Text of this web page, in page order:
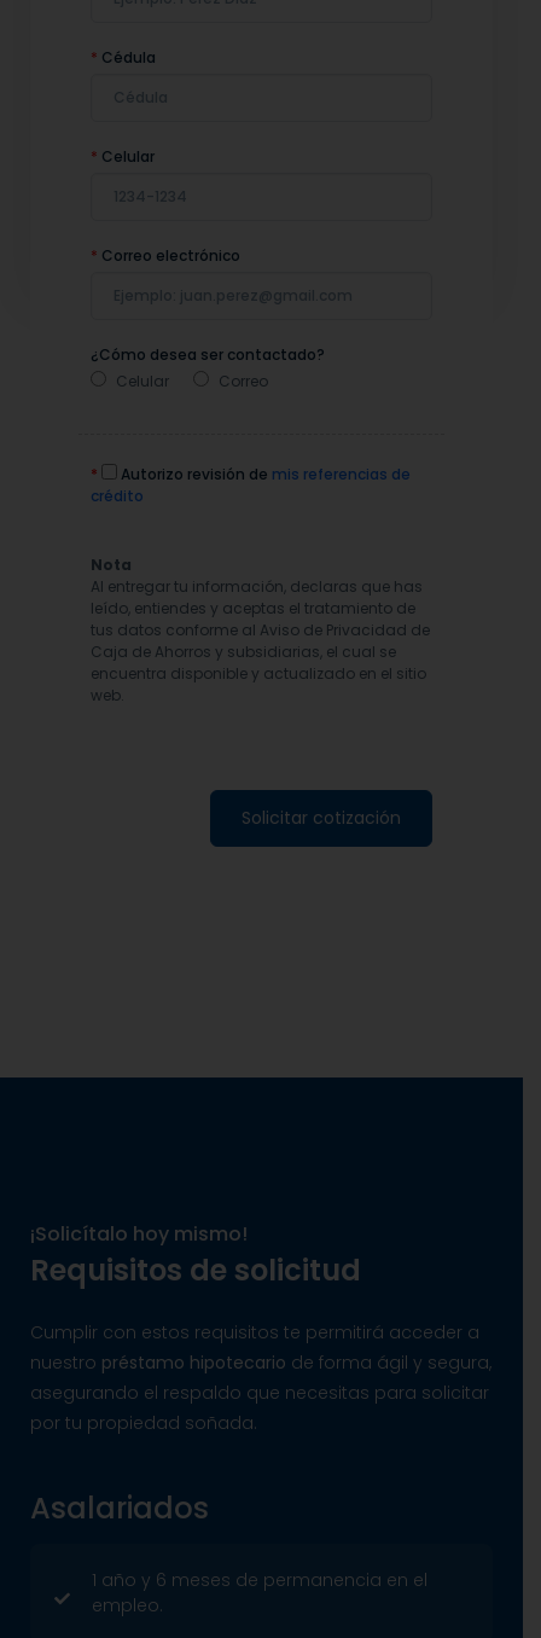
* Cédula
* Celular
* Correo electrónico
¿Cómo desea ser contactado?
Celular
Correo
* Autorizo revisión de mis referencias de
crédito
Nota
Al entregar tu información, declaras que has
leído, entiendes y aceptas el tratamiento de
tus datos conforme al Aviso de Privacidad de
Caja de Ahorros y subsidiarias, el cual se
encuentra disponible y actualizado en el sitio
web.
Solicitar cotización
¡Solicítalo hoy mismo!
Requisitos de solicitud
Cumplir con estos requisitos te permitirá acceder a
nuestro préstamo hipotecario de forma ágil y segura,
asegurando el respaldo que necesitas para solicitar
por tu propiedad soñada.
Asalariados
1 año y 6 meses de permanencia en el
empleo.